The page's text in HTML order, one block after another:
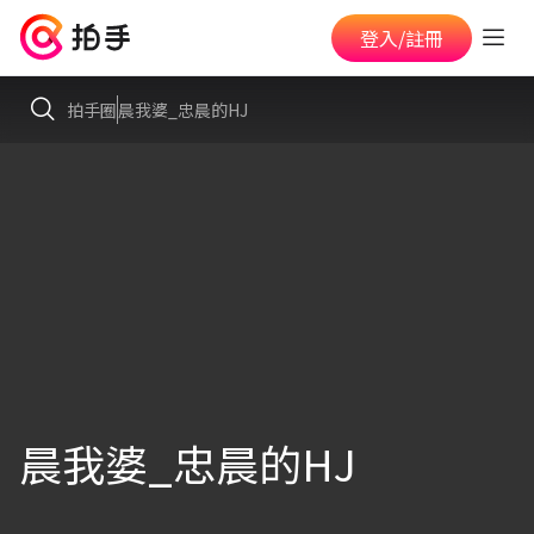
登入/註冊
拍手圈晨我婆_忠晨的HJ
晨我婆_忠晨的HJ